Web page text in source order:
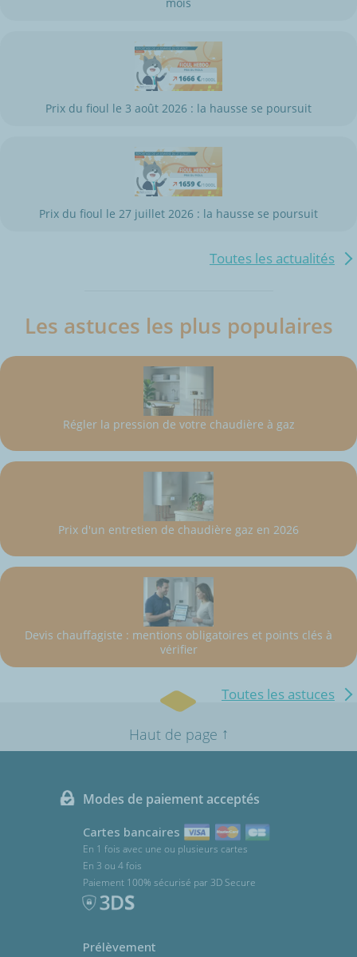
Prix du fioul le 3 août 2026 : la hausse se poursuit
Prix du fioul le 27 juillet 2026 : la hausse se poursuit
Toutes les actualités
Les astuces les plus populaires
Régler la pression de votre chaudière à gaz
Prix d'un entretien de chaudière gaz en 2026
Devis chauffagiste : mentions obligatoires et points clés à
vérifier
Toutes les astuces
Haut de page ↑
Modes de paiement acceptés
Cartes bancaires
En 1 fois avec une ou plusieurs cartes
En 3 ou 4 fois
Paiement 100% sécurisé par 3D Secure
Prélèvement